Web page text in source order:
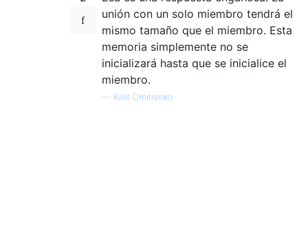
unión con un solo miembro tendrá el
mismo tamaño que el miembro. Esta
memoria simplemente no se
inicializará hasta que se inicialice el
miembro.
— Kirill Dmitrenko